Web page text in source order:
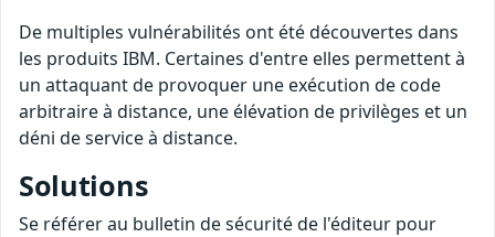
De multiples vulnérabilités ont été découvertes dans
les produits IBM. Certaines d'entre elles permettent à
un attaquant de provoquer une exécution de code
arbitraire à distance, une élévation de privilèges et un
déni de service à distance.
Solutions
Se référer au bulletin de sécurité de l'éditeur pour